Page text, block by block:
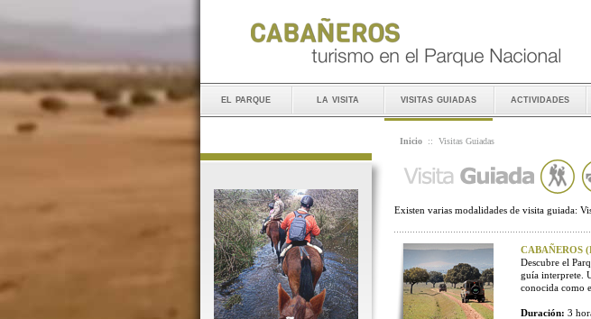
el parque la visita visitas guiadas actividades
Inicio :: Visitas Guiadas
Existen varias modalidades de visita guiada:
CABAÑEROS
Descubre el
guía interprete.
conocida como
Duración: 3